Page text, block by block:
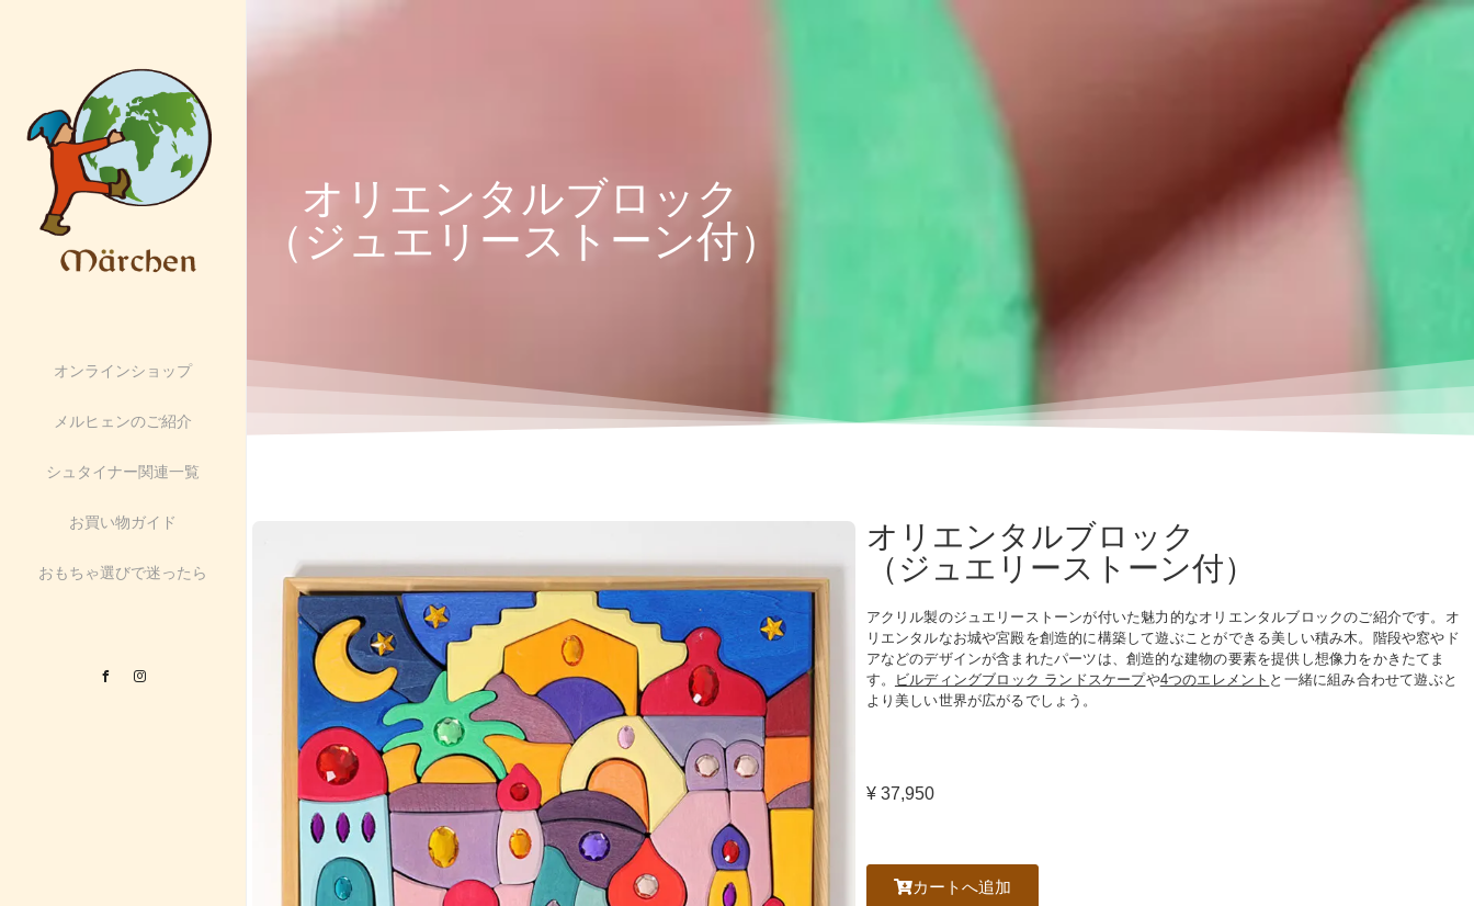
オンラインショップ
メルヒェンのご紹介
シュタイナー関連一覧
お買い物ガイド
おもちゃ選びで迷ったら
Facebook
オリエンタルブロック
（ジュエリーストーン付）
オリエンタルブロック
（ジュエリーストーン付）
アクリル製のジュエリーストーンが付いた魅力的なオリエンタルブロックのご紹介です。オ
リエンタルなお城や宮殿を創造的に構築して遊ぶことができる美しい積み木。階段や窓やド
アなどのデザインが含まれたパーツは、創造的な建物の要素を提供し想像力をかきたてま
す。
ビルディングブロック ランドスケープや4つのエレメント と一緒に組み合わせて遊ぶと
より美しい世界が広がるでしょう。
¥ 37,950
カートへ追加